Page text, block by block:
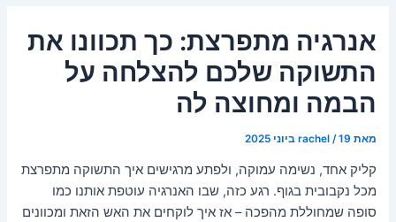
אנרגיה מתפרצת: כך תכוונו את
התשוקה שלכם להצלחה על
הבמה ומחוצה לה
מאת rachel /19 ביוני 2025
קליק אחד, נשימה עמוקה, ולפתע מרגישים איך התשוקה מתפרצת
מכל נקבובית בגוף. רגע כזה, שבו האנרגיה עוטפת אותנו כמו
סופה שמחוללת מהפכה – אז איך לוקחים את האש הזאת ומכוונים